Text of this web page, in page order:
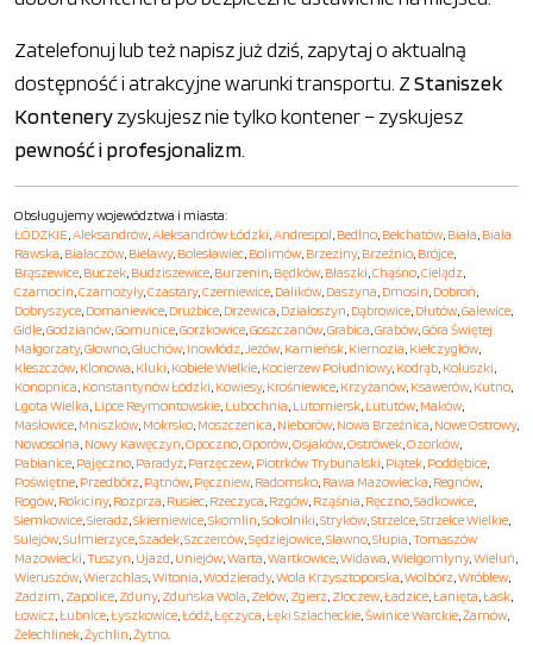
Zatelefonuj lub też napisz już dziś, zapytaj o aktualną
dostępność i atrakcyjne warunki transportu. ZStaniszek
Konteneryzyskujesz nie tylko kontener – zyskujesz
pewność i profesjonalizm
Obsługujemy województwa i miasta:
ŁÓDZKIE,Aleksandrów,Aleksandrów Łódzki,Andrespol, Bedlno, Bełchatów, Biała, Biała
Rawska, Białaczów, Bielawy, Bolesławiec, Bolimów, Brzeziny, Brzeźnio, Brójce,
Brąszewice, Buczek, Budziszewice, Burzenin, Będków, Błaszki,Chąśno,Cielądz,
Czarnocin,Czarnożyły,Czastary,Czerniewice, Dalików, Daszyna, Dmosin, Dobroń,
Dobryszyce, Domaniewice, Drużbice, Drzewica, Działoszyn, Dąbrowice, Dłutów,Galewice,
Gidle,Godzianów,Gomunice,Gorzkowice,Goszczanów,Grabica,Grabów,Góra Świętej
Małgorzaty,Głowno,Głuchów, Inowłódz,Jeżów, Kamieńsk, Kiernozia, Kiełczygłów,
Kleszczów, Klonowa, Kluki, Kobiele Wielkie, Kocierzew Południowy, Kodrąb, Koluszki,
Konopnica, Konstantynów Łódzki, Kowiesy, Krośniewice, Krzyżanów, Ksawerów, Kutno,
Lgota Wielka, Lipce Reymontowskie, Lubochnia, Lutomiersk, Lututów, Maków,
Masłowice, Mniszków, Mokrsko, Moszczenica, Nieborów, Nowa Brzeźnica, Nowe Ostrowy,
Nowosolna, Nowy Kawęczyn,Opoczno,Oporów,Osjaków,Ostrówek,Ozorków,
Pabianice, Pajęczno, Paradyż, Parzęczew, Piotrków Trybunalski, Piątek, Poddębice,
Poświętne, Przedbórz, Pątnów, Pęczniew, Radomsko, Rawa Mazowiecka, Regnów,
Rogów, Rokiciny, Rozprza, Rusiec, Rzeczyca, Rzgów, Rząśnia, Ręczno,Sadkowice,
Siemkowice,Sieradz,Skierniewice,Skomlin,Sokolniki,Stryków,Strzelce,Strzelce Wielkie,
Sulejów,Sulmierzyce,Szadek,Szczerców,Sędziejowice,Sławno,Słupia,Tomaszów
Mazowiecki,Tuszyn, Ujazd, Uniejów,Warta,Wartkowice,Widawa,Wielgomłyny,Wieluń,
Wieruszów,Wierzchlas,Witonia,Wodzierady,Wola Krzysztoporska,Wolbórz,Wróblew,
Zadzim, Zapolice, Zduny, Zduńska Wola, Zelów, Zgierz, Złoczew,Ładzice,Łanięta,Łask,
Łowicz,Łubnice,Łyszkowice,Łódź,Łęczyca,Łęki Szlacheckie,Świnice Warckie,Żarnów,
Żelechlinek,Żychlin,Żytno.